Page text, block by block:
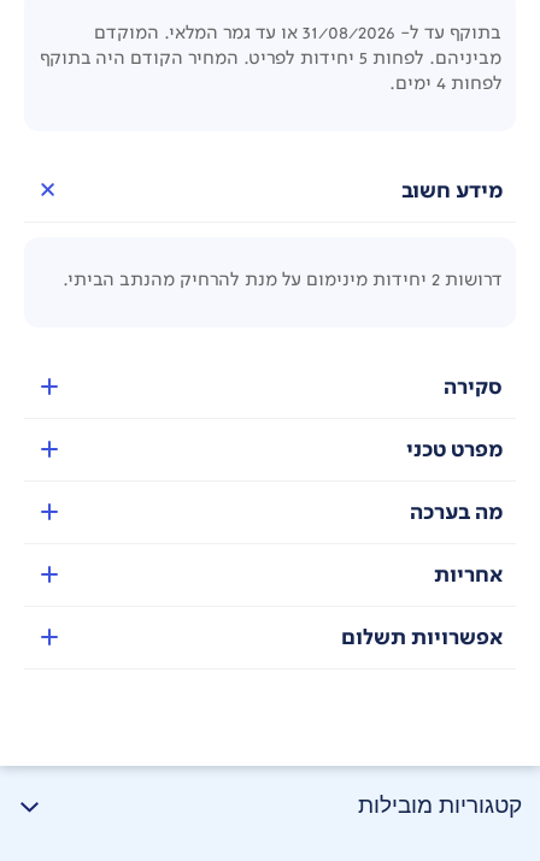
בתוקף עד ל- 31/08/2026 או עד גמר המלאי. המוקדם
מביניהם. לפחות 5 יחידות לפריט. המחיר הקודם היה בתוקף
לפחות 4 ימים.
מידע חשוב
דרושות 2 יחידות מינימום על מנת להרחיק מהנתב הביתי.
סקירה
מפרט טכני
מה בערכה
אחריות
אפשרויות תשלום
קטגוריות מובילות